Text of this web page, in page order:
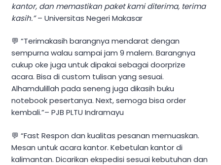
kantor, dan memastikan paket kami diterima, terima
kasih.”– Universitas Negeri Makasar
💬 “Terimakasih barangnya mendarat dengan
sempurna walau sampai jam 9 malem. Barangnya
cukup oke juga untuk dipakai sebagai doorprize
acara. Bisa di custom tulisan yang sesuai.
Alhamdulillah pada seneng juga dikasih buku
notebook pesertanya. Next, semoga bisa order
kembali.”– PJB PLTU Indramayu
💬 “Fast Respon dan kualitas pesanan memuaskan.
Mesan untuk acara kantor. Kebetulan kantor di
kalimantan. Dicarikan ekspedisi sesuai kebutuhan dan